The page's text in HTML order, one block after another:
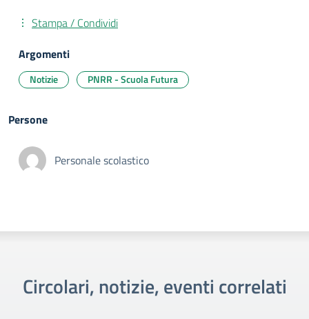
Stampa / Condividi
Argomenti
Notizie PNRR - Scuola Futura
Persone
Personale scolastico
Circolari, notizie, eventi correlati